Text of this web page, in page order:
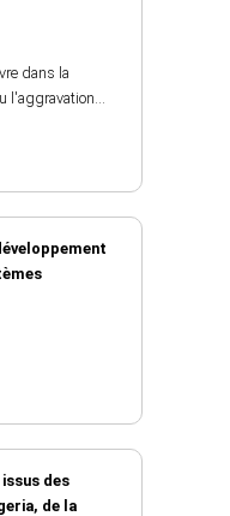
dans la
l'aggravation...
des
de la